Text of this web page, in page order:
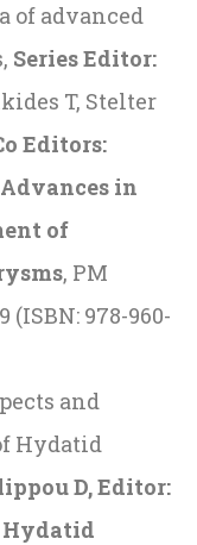
of advanced
Series Editor:
T, Stelter
Editors:
in
of
, PM
978-960-
and
Hydatid
D, Editor:
Hydatid